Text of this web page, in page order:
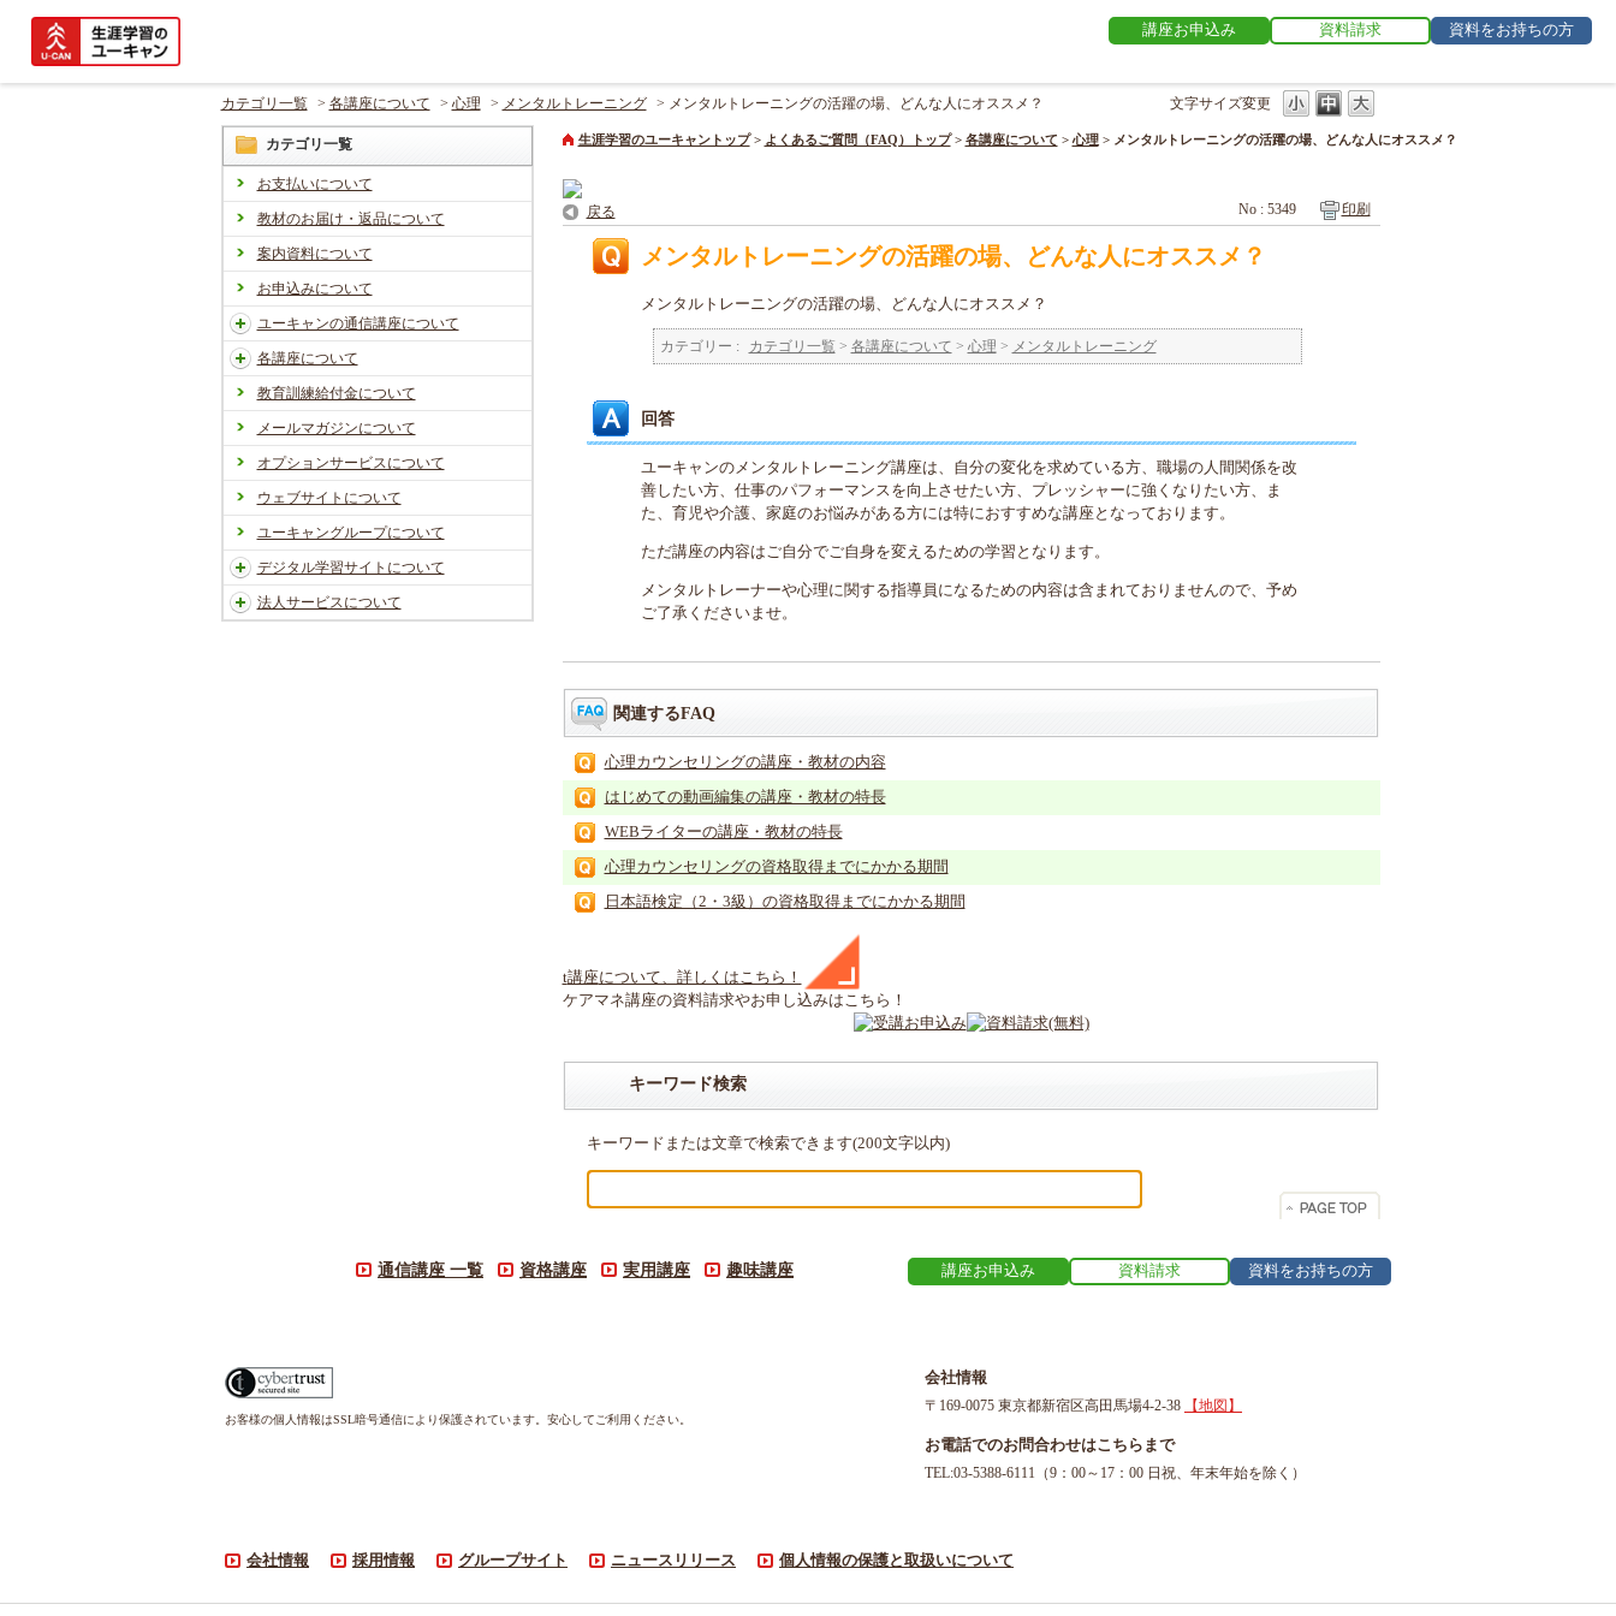
講座お申込み 資料請求 資料をお持ちの方
文字サイズ変更
カテゴリ一覧 > 各講座について > 心理 > メンタルトレーニング > メンタルトレーニングの活躍の場、どんな人にオススメ？
カテゴリ一覧
お支払いについて
教材のお届け・返品について
案内資料について
お申込みについて
ユーキャンの通信講座について
各講座について
教育訓練給付金について
メールマガジンについて
オプションサービスについて
ウェブサイトについて
ユーキャングループについて
デジタル学習サイトについて
法人サービスについて
生涯学習のユーキャントップ > よくあるご質問（FAQ）トップ > 各講座について > 心理 > メンタルトレーニングの活躍の場、どんな人にオススメ？
戻る No : 5349 印刷
メンタルトレーニングの活躍の場、どんな人にオススメ？
メンタルトレーニングの活躍の場、どんな人にオススメ？
カテゴリー : カテゴリ一覧 > 各講座について > 心理 > メンタルトレーニング
回答
ユーキャンのメンタルトレーニング講座は、自分の変化を求めている方、職場の人間関係を改
善したい方、仕事のパフォーマンスを向上させたい方、プレッシャーに強くなりたい方、ま
た、育児や介護、家庭のお悩みがある方には特におすすめな講座となっております。
ただ講座の内容はご自分でご自身を変えるための学習となります。
メンタルトレーナーや心理に関する指導員になるための内容は含まれておりませんので、予め
ご了承くださいませ。
関連するFAQ
心理カウンセリングの講座・教材の内容
はじめての動画編集の講座・教材の特長
WEBライターの講座・教材の特長
心理カウンセリングの資格取得までにかかる期間
日本語検定（2・3級）の資格取得までにかかる期間
t講座について、詳しくはこちら！
ケアマネ講座の資料請求やお申し込みはこちら！
キーワード検索
キーワードまたは文章で検索できます(200文字以内)
通信講座 一覧 資格講座 実用講座 趣味講座 講座お申込み 資料請求 資料をお持ちの方
お客様の個人情報はSSL暗号通信により保護されています。安心してご利用ください。
会社情報
〒169-0075 東京都新宿区高田馬場4-2-38 【地図】
お電話でのお問合わせはこちらまで
TEL:03-5388-6111（9：00～17：00 日祝、年末年始を除く）
会社情報 採用情報 グループサイト ニュースリリース 個人情報の保護と取扱いについて